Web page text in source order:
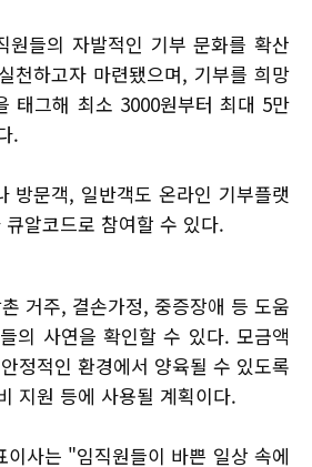
원들의 자발적인 기부 문화를 확산
천하고자 마련됐으며, 기부를 희망
태그해 최소 3000원부터 최대 5만
.
방문객, 일반객도 온라인 기부플랫
알코드로 참여할 수 있다.
거주, 결손가정, 중증장애 등 도움
의 사연을 확인할 수 있다. 모금액
정적인 환경에서 양육될 수 있도록
지원 등에 사용될 계획이다.
이사는 "임직원들이 바쁜 일상 속에